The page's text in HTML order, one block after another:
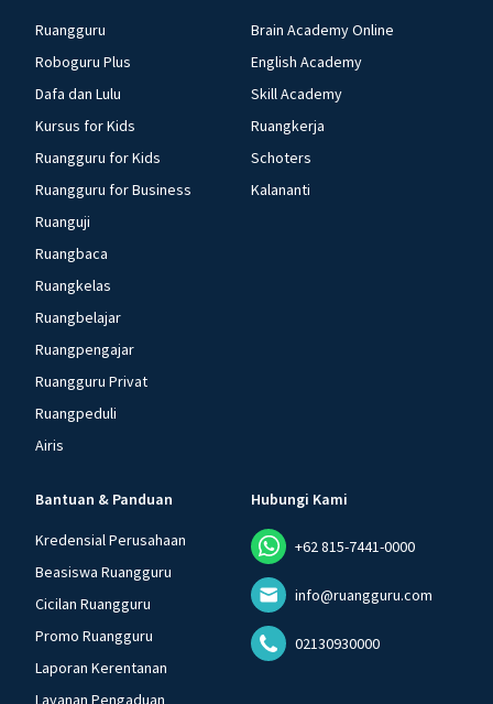
Ruangguru
Roboguru Plus
Dafa dan Lulu
Kursus for Kids
Ruangguru for Kids
Ruangguru for Business
Ruanguji
Ruangbaca
Ruangkelas
Ruangbelajar
Ruangpengajar
Ruangguru Privat
Ruangpeduli
Airis
Brain Academy Online
English Academy
Skill Academy
Ruangkerja
Schoters
Kalananti
Bantuan & Panduan
Kredensial Perusahaan
Beasiswa Ruangguru
Cicilan Ruangguru
Promo Ruangguru
Laporan Kerentanan
Layanan Pengaduan
Hubungi Kami
+62 815-7441-0000
info@ruangguru.com
02130930000